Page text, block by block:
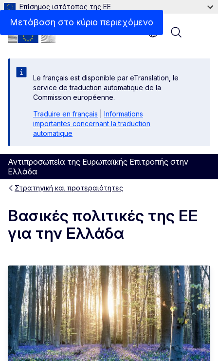
Μετάβαση στο κύριο περιεχόμενο
Επίσημος ιστότοπος της ΕΕ
Le français est disponible par eTranslation, le
service de traduction automatique de la
Commission européenne.
Traduire en français
Informations
importantes concernant la traduction
automatique
Αντιπροσωπεία της Ευρωπαϊκής Επιτροπής στην
Ελλάδα
Menu
Στρατηγική και προτεραιότητες
Βασικές πολιτικές της ΕΕ
για την Ελλάδα